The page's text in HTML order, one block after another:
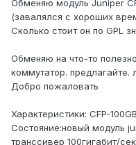
Обменяю модуль Juniper
(завалялся с хороших
Сколько стоит он по GPL
Обменяю на что-то
коммутатор.
Добро пожаловать
Характеристики: CFP-
Состояние:новый модуль
транссивер 100гигабит/